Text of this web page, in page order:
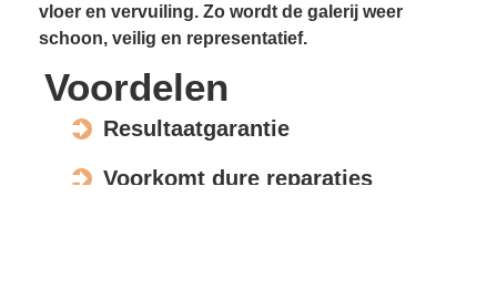
vloer en vervuiling. Zo wordt de galerij weer
schoon, veilig en representatief.
Voordelen
Resultaatgarantie
Voorkomt dure reparaties